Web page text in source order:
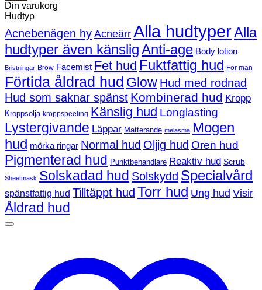
Din varukorg
Hudtyp
Acnebenägen hy Acneärr Alla hudtyperAlla
hudtyper även känsligAnti-age Body lotion
Bristningar Brow Facemist Fet hud Fuktfattig hud För män
Förtida åldrad hud Glow Hud med rodnad
Hud som saknar spänst Kombinerad hud Kropp
Kroppsolja kroppspeeling Känslig hud Longlasting
Lystergivande Läppar Matterande melasma Mogen
hud mörka ringar Normal hud Oljig hud Oren hud
Pigmenterad hud Punktbehandlare Reaktiv hud Scrub
Sheetmask Solskadad hud Solskydd Specialvård
spänstfattig hud Tilltäppt hud Torr hud Ung hud Visir
Åldrad hud